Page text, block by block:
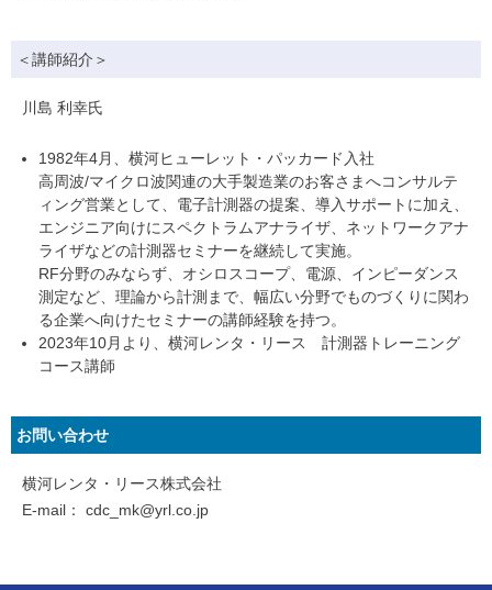
＜講師紹介＞
川島 利幸氏
1982年4月、横河ヒューレット・パッカード入社
高周波/マイクロ波関連の大手製造業のお客さまへコンサルテ
ィング営業として、電子計測器の提案、導入サポートに加え、
エンジニア向けにスペクトラムアナライザ、ネットワークアナ
ライザなどの計測器セミナーを継続して実施。
RF分野のみならず、オシロスコープ、電源、インピーダンス
測定など、理論から計測まで、幅広い分野でものづくりに関わ
る企業へ向けたセミナーの講師経験を持つ。
2023年10月より、横河レンタ・リース 計測器トレーニング
コース講師
お問い合わせ
横河レンタ・リース株式会社
E-mail： cdc_mk@yrl.co.jp